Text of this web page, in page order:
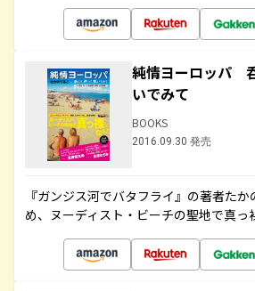
純情ヨーロッパ
いでみて
BOOKS
2016.09.30 発売
『ガンジス河でバタフライ』の著者た
め、ヌーディスト・ビーチの聖地で真っ